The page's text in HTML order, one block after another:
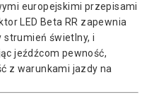
europejskimi przepisami
LED Beta RR zapewnia
strumień świetlny, i
jeźdźcom pewność,
z warunkami jazdy na